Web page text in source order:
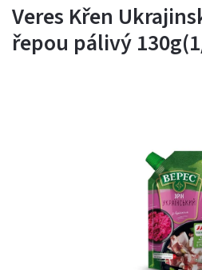
Veres Křen
řepou pálivý